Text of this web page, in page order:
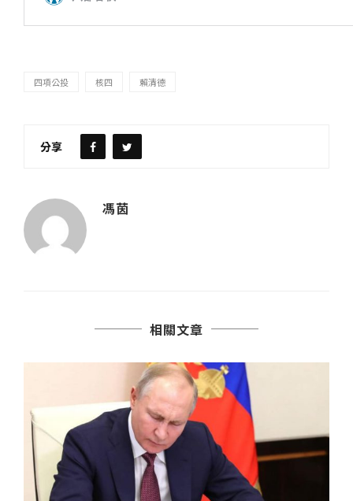
四項公投 核四 賴清德
分享
馮茵
相關文章